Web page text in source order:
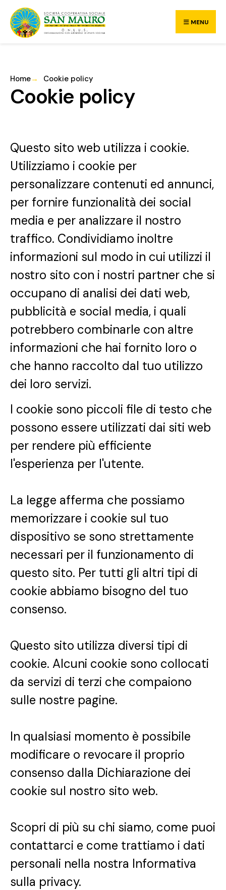
MENU
Home Cookie policy
Cookie policy
Questo sito web utilizza i cookie.
Utilizziamo i cookie per
personalizzare contenuti ed annunci,
per fornire funzionalità dei social
media e per analizzare il nostro
traffico. Condividiamo inoltre
informazioni sul modo in cui utilizzi il
nostro sito con i nostri partner che si
occupano di analisi dei dati web,
pubblicità e social media, i quali
potrebbero combinarle con altre
informazioni che hai fornito loro o
che hanno raccolto dal tuo utilizzo
dei loro servizi.
I cookie sono piccoli file di testo che
possono essere utilizzati dai siti web
per rendere più efficiente
l'esperienza per l'utente.
La legge afferma che possiamo
memorizzare i cookie sul tuo
dispositivo se sono strettamente
necessari per il funzionamento di
questo sito. Per tutti gli altri tipi di
cookie abbiamo bisogno del tuo
consenso.
Questo sito utilizza diversi tipi di
cookie. Alcuni cookie sono collocati
da servizi di terzi che compaiono
sulle nostre pagine.
In qualsiasi momento è possibile
modificare o revocare il proprio
consenso dalla Dichiarazione dei
cookie sul nostro sito web.
Scopri di più su chi siamo, come puoi
contattarci e come trattiamo i dati
personali nella nostra Informativa
sulla privacy.